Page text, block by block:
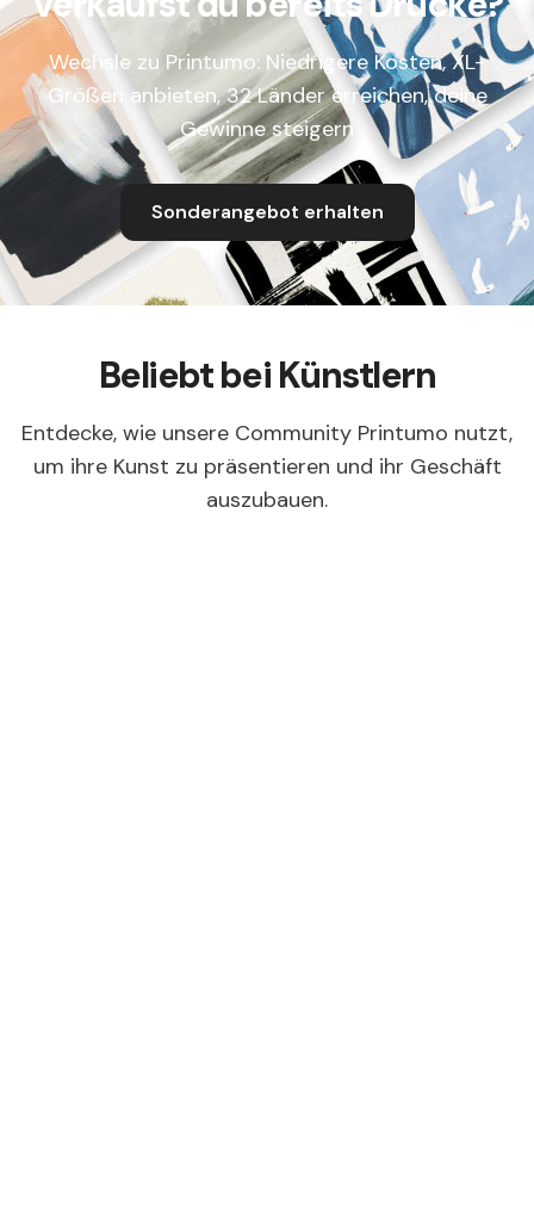
Wechsle zu Printumo: Niedrigere Kosten, XL-
Größen anbieten, 32 Länder erreichen, deine
Gewinne steigern
Sonderangebot erhalten
Beliebt bei Künstlern
Entdecke, wie unsere Community Printumo nutzt,
um ihre Kunst zu präsentieren und ihr Geschäft
auszubauen.